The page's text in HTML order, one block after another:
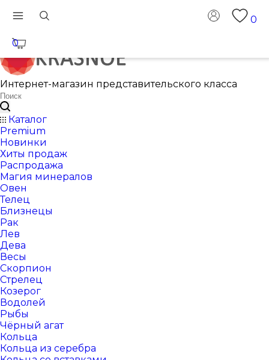
0
0
Интернет-магазин представительского класса
Каталог
Premium
Новинки
Хиты продаж
Распродажа
Магия минералов
Овен
Телец
Близнецы
Рак
Лев
Дева
Весы
Скорпион
Стрелец
Козерог
Водолей
Рыбы
Чёрный агат
Кольца
Кольца из серебра